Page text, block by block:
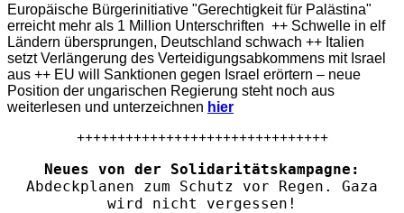
Europäische Bürgerinitiative "Gerechtigkeit für Palästina"
erreicht mehr als 1 Million Unterschriften ++ Schwelle in elf
Ländern übersprungen, Deutschland schwach ++ Italien
setzt Verlängerung des Verteidigungsabkommens mit Israel
aus ++ EU will Sanktionen gegen Israel erörtern – neue
Position der ungarischen Regierung steht noch aus
weiterlesen und unterzeichnen hier
+++++++++++++++++++++++++++++++
Neues von der Solidaritätskampagne:
Abdeckplanen zum Schutz vor Regen. Gaza
wird nicht vergessen!